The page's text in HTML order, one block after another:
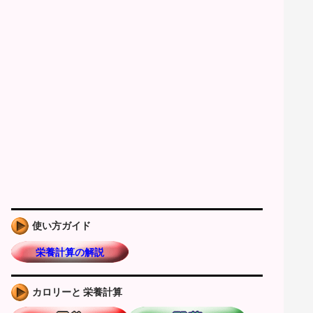
使い方ガイド
栄養計算の解説
カロリーと 栄養計算